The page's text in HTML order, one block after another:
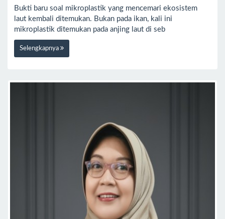
Bukti baru soal mikroplastik yang mencemari ekosistem
laut kembali ditemukan. Bukan pada ikan, kali ini
mikroplastik ditemukan pada anjing laut di seb
Selengkapnya